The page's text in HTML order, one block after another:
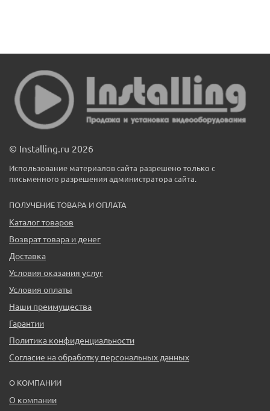
© Installing.ru 2026
Использование материалов сайта разрешено только с
письменного разрешения администратора сайта.
ПОЛУЧЕНИЕ ТОВАРА И ОПЛАТА
Каталог товаров
Возврат товара и денег
Доставка
Условия оказания услуг
Условия оплаты
Наши преимущества
Гарантии
Политика конфиденциальности
Согласие на обработку персональных данных
О КОМПАНИИ
О компании